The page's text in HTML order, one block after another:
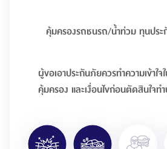
คุ้มครองรถชนรถ/น้ำท่วม ทุนปร
ผู้ขอเอาประกันภัยควรทำความเข้าใจ
คุ้มครอง และเงื่อนไขก่อนตัดสินใจท